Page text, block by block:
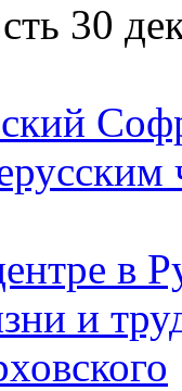
30
в
и